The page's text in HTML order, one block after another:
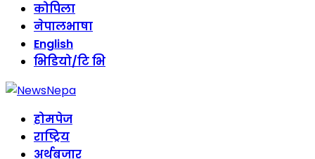
कोपिला
नेपालभाषा
English
भिडियो/टि भि
होमपेज
राष्ट्रिय
अर्थबजार